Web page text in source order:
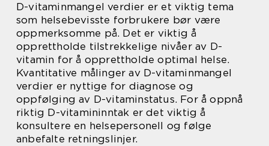
D-vitaminmangel verdier er et viktig tema
som helsebevisste forbrukere bør være
oppmerksomme på. Det er viktig å
opprettholde tilstrekkelige nivåer av D-
vitamin for å opprettholde optimal helse.
Kvantitative målinger av D-vitaminmangel
verdier er nyttige for diagnose og
oppfølging av D-vitaminstatus. For å oppnå
riktig D-vitamininntak er det viktig å
konsultere en helsepersonell og følge
anbefalte retningslinjer.